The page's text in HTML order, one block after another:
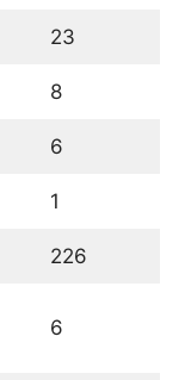
23
8
6
1
226
6